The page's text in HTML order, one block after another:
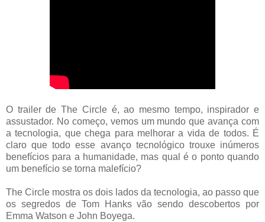
O trailer de The Circle é, ao mesmo tempo, inspirador e
assustador. No começo, vemos um mundo que avança com
a tecnologia, que chega para melhorar a vida de todos. É
claro que todo esse avanço tecnológico trouxe inúmeros
benefícios para a humanidade, mas qual é o ponto quando
um benefício se torna malefício?
The Circle mostra os dois lados da tecnologia, ao passo que
os segredos de Tom Hanks vão sendo descobertos por
Emma Watson e John Boyega.